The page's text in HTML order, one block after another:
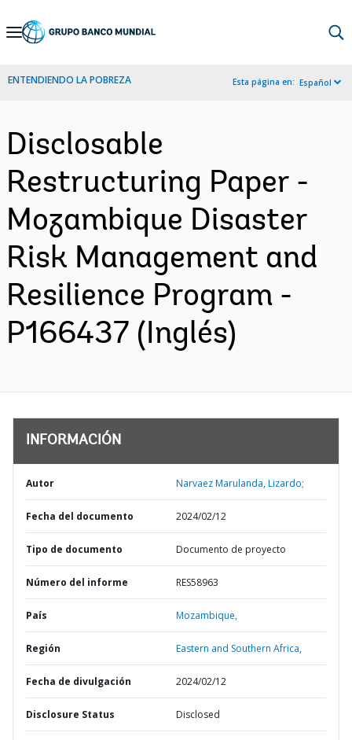
Skip
Navigation
ENTENDIENDO LA POBREZA Esta página en: Español
Disclosable
Restructuring Paper -
Mozambique Disaster
Risk Management and
Resilience Program -
P166437 (Inglés)
INFORMACIÓN
Autor Narvaez Marulanda, Lizardo;
Fecha del documento 2024/02/12
Tipo de documento Documento de proyecto
Número del informe RES58963
País Mozambique,
Región Eastern and Southern Africa,
Fecha de divulgación 2024/02/12
Disclosure Status Disclosed